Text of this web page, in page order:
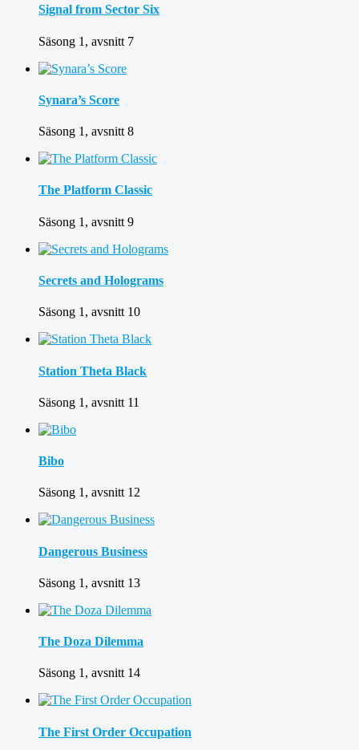
Signal from Sector Six
Säsong 1, avsnitt 7
Synara’s Score
Säsong 1, avsnitt 8
The Platform Classic
Säsong 1, avsnitt 9
Secrets and Holograms
Säsong 1, avsnitt 10
Station Theta Black
Säsong 1, avsnitt 11
Bibo
Säsong 1, avsnitt 12
Dangerous Business
Säsong 1, avsnitt 13
The Doza Dilemma
Säsong 1, avsnitt 14
The First Order Occupation